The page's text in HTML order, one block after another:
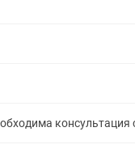
консультация